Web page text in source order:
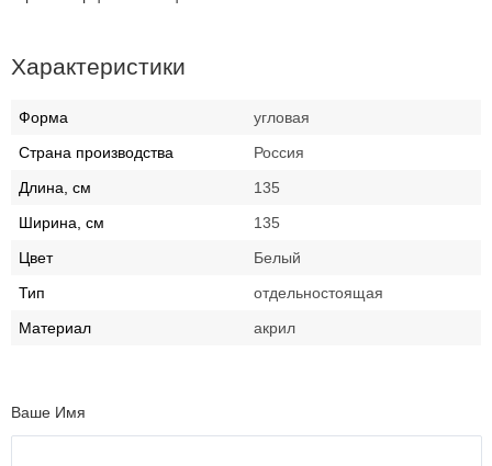
Характеристики
Форма
угловая
Страна производства
Россия
Длина, см
135
Ширина, см
135
Цвет
Белый
Тип
отдельностоящая
Материал
акрил
Ваше Имя